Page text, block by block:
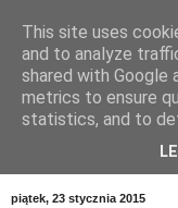
piątek, 23 stycznia 2015
This site uses
and to analyze
shared with Google
metrics to ensure
statistics, and to